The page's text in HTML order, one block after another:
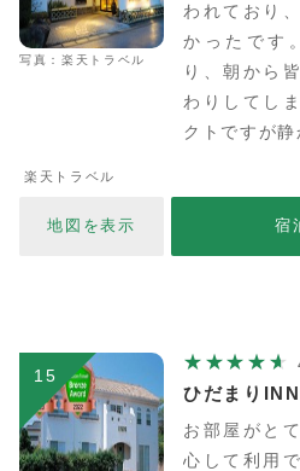
写真：楽天トラベル
われており
かったです
り、朝から
わりしてし
クトですが
楽天トラベル
地図を表示 宿
15
ひだまり
お部屋がと
心して利用